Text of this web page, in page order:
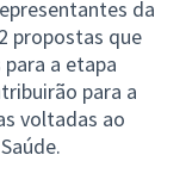
da
propostas que
a etapa
para a
voltadas ao